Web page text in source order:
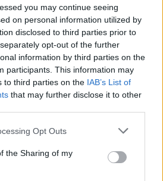
you may continue seeing
on personal information utilized by
disclosed to third parties prior to
opt-out of the further
information by third parties on the
participants. This information may
to third parties on the IAB’s List of
that may further disclose it to other
Opt Outs
the Sharing of my